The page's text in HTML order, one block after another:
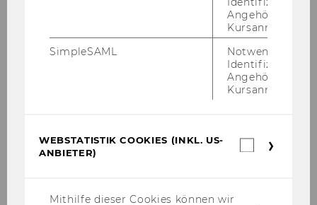
Mittteilungsblatt vom 23. November 2005, 8.
Angehörige/r für
Kursanmeldung.
SimpleSAML
Notwendig zur
Identifizierung
Angehörige/r für
Kursanmeldung.
WEBSTATISTIK COOKIES (INKL. US-
ANBIETER)
Mithilfe dieser Cookies können wir